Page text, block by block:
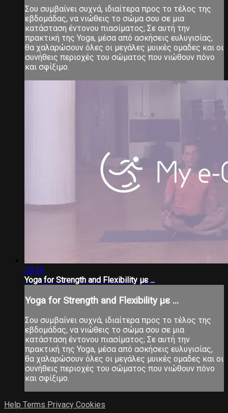
Σου συμβαίνει συχνά, ιδιαίτερα προς το τέλος της
εβδομάδας, να νιώθεις το σώμα σου σε μια
κατάσταση έντονου πιασίματος; Σε αυτή την
πρακτική της Yoga, μέσα από ασκήσεις ευλυγισίας,
θα χαλαρώσουν όλες οι μεγάλες μυικές ομαδες και οι
συνήθεις περιοχές του σώματος που νιώθουν πόνο
και σφίξιμο.
28:36
Yoga for Strength and Flexibility με ...
Yoga for Strength and Flexibility με ...
Σου συμβαίνει συχνά, ιδιαίτερα προς το τέλος της
εβδομάδας, να νιώθεις το σώμα σου σε μια
κατάσταση έντονου πιασίματος; Σε αυτή την
πρακτική της Yoga, μέσα από ασκήσεις ευλυγισίας,
θα χαλαρώσουν όλες οι μεγάλες μυικές ομαδες και οι
συνήθεις περιοχές του σώματος που νιώθουν πόνο
και σφίξιμο.
Help Terms Privacy Cookies